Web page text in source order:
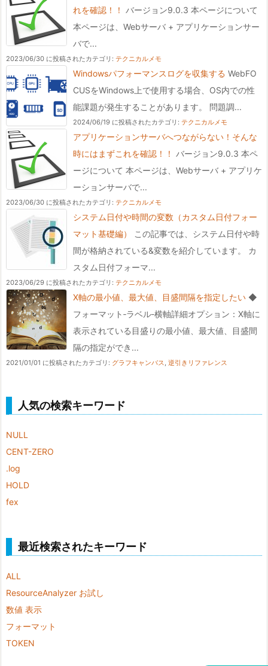
れを確認！！ バージョン9.0.3 本ページについて
本ページは、Webサーバ + アプリケーションサー
バで...
2023/06/30 に投稿されたカテゴリ: テクニカルメモ
Windowsパフォーマンスログを収集する WebFO
CUSをWindows上で使用する場合、OS内での性
能課題が発生することがあります。 問題調...
2024/06/19 に投稿されたカテゴリ: テクニカルメモ
アプリケーションサーバへつながらない！そんな
時にはまずこれを確認！！ バージョン9.0.3 本ペ
ージについて 本ページは、Webサーバ + アプリケ
ーションサーバで...
2023/06/30 に投稿されたカテゴリ: テクニカルメモ
システム日付や時間の変数（カスタム日付フォー
マット基礎編）
この記事では、システム日付や時
間が格納されている&変数を紹介しています。 カ
スタム日付フォーマ...
2023/06/29 に投稿されたカテゴリ: テクニカルメモ
X軸の最小値、最大値、目盛間隔を指定したい ◆
フォーマット‐ラベル‐横軸詳細オプション：X軸に
表示されている目盛りの最小値、最大値、目盛間
隔の指定ができ...
2021/01/01 に投稿されたカテゴリ: グラフキャンバス, 逆引きリファレンス
人気の検索キーワード
NULL
CENT-ZERO
.log
HOLD
fex
最近検索されたキーワード
ALL
ResourceAnalyzer お試し
数値 表示
フォーマット
TOKEN